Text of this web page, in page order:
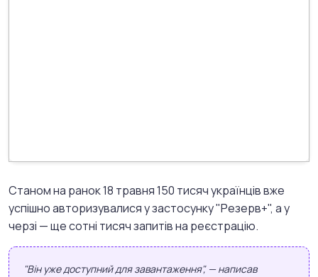
Станом на ранок 18 травня 150 тисяч українців вже
успішно авторизувалися у застосунку "Резерв+", а у
черзі — ще сотні тисяч запитів на реєстрацію.
"Він уже доступний для завантаження", — написав